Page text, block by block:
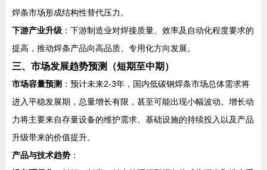
焊条市场形成结构性替代压力。
下游产业升级 ：下游制造业对焊接质量、效率及自动化程度要求的
提高，推动焊条产品向高品质、专用化方向发展。
三、市场发展趋势预测（短期至中期）
市场容量预测 ：预计未来2-3年，国内低碳钢焊条市场总体需求将
进入平稳发展期，总量增长有限，甚至可能出现小幅波动。增长动
力将主要来自存量设备的维护需求、基础设施的持续投入以及产品
升级带来的价值提升。
产品与技术趋势 ：